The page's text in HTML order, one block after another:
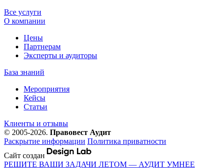
Все услуги
О компании
Цены
Партнерам
Эксперты и аудиторы
База знаний
Мероприятия
Кейсы
Статьи
Клиенты и отзывы
© 2005-2026. Правовест Аудит
Раскрытие информации Политика приватности
Сайт создан
РЕШИТЕ ВАШИ ЗАДАЧИ ЛЕТОМ — АУДИТ УМНЕЕ